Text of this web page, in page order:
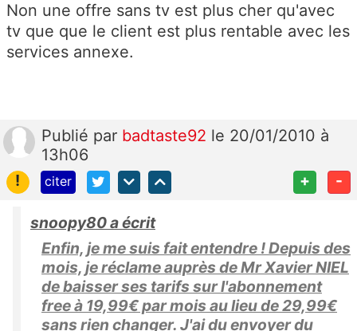
Non une offre sans tv est plus cher qu'avec
tv que que le client est plus rentable avec les
services annexe.
Publié par badtaste92 le 20/01/2010 à
13h06
!
citer + -
snoopy80 a écrit
Enfin, je me suis fait entendre ! Depuis des
mois, je réclame auprès de Mr Xavier NIEL
de baisser ses tarifs sur l'abonnement
free à 19,99€ par mois au lieu de 29,99€
sans rien changer. J'ai du envoyer du